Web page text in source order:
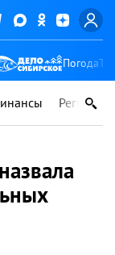
Погода
Регионы